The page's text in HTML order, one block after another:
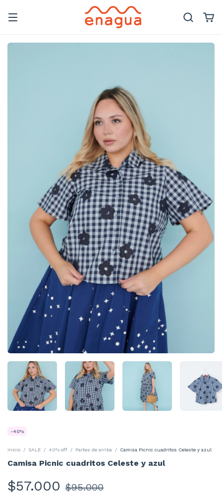
-40%
Inicio / SALE / 40% off / Partes de arriba / Camisa Picnic cuadritos Celeste y azul
Camisa Picnic cuadritos Celeste y azul
$57.000 $95.000